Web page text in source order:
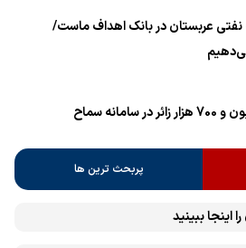
عربستان در بانک اهداف ماست/
سماح
پربحث ترین ها
اینجا ببینید